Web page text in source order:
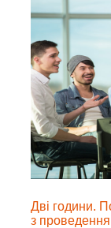
Дві години.
з